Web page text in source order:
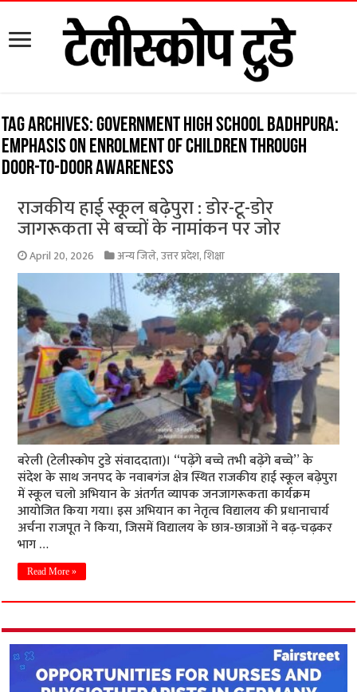
Tag Archives:Government High School Badhpura:
Emphasis on enrolment of children through
door-to-door awareness
राजकीय हाई स्कूल बढ़ेपुरा : डोर-टू-डोर
जागरूकता से बच्चों के नामांकन पर जोर
April 20, 2026 अन्य जिले,उत्तर प्रदेश,शिक्षा
बरेली (टेलीस्कोप टुडे संवाददाता)। “पढ़ेंगे बच्चे तभी बढ़ेंगे बच्चे” के
संदेश के साथ जनपद के नवाबगंज क्षेत्र स्थित राजकीय हाई स्कूल बढ़ेपुरा
में स्कूल चलो अभियान के अंतर्गत व्यापक जनजागरूकता कार्यक्रम
आयोजित किया गया। इस अभियान का नेतृत्व विद्यालय की प्रधानाचार्य
अर्चना राजपूत ने किया, जिसमें विद्यालय के छात्र-छात्राओं ने बढ़-चढ़कर
भाग …
Read More »